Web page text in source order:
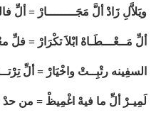
ويَلاَّلِ زَادْ ألَّ مَجَــــــــارْ = ألِّ
ألِّ مَــعْـــطَـاهْ ابْلاَ تكْرَارْ = فلِّ
السفِينه رتْبِــتْ واخْيَارْ = ألِّ
لَمِيـرْ ألِّ ما فيهْ اغْمِيظْ = من حدْ